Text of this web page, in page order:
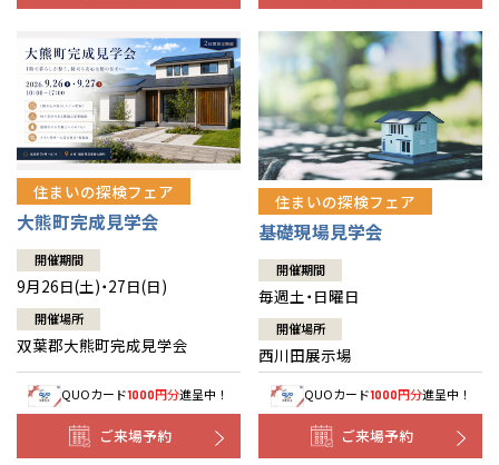
住まいの探検フェア
大熊町完成見学会
開催期間
9月26日(土)・27日(日)
開催場所
双葉郡大熊町完成見学会
QUOカード1000円分進呈中！
ご来場予約
住まいの探検フェア
基礎現場見学会
開催期間
毎週土・日曜日
開催場所
西川田展示場
QUOカード1000円分進呈中！
ご来場予約